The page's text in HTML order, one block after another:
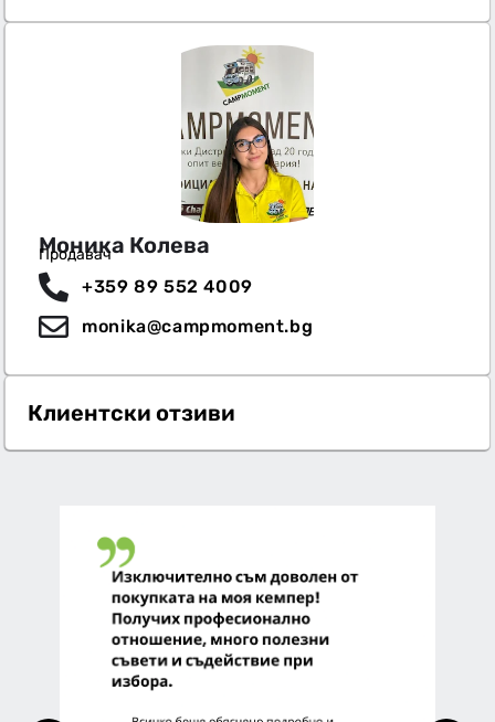
Моника Колева
Продавач
+359 89 552 4009
monika@campmoment.bg
Клиентски отзиви